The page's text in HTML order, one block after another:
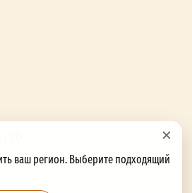
×
ваш регион. Выберите подходящий